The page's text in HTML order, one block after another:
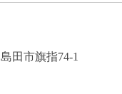
島田市旗指74-1